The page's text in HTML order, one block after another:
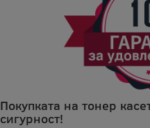
Покупката на тонер
сигурност!